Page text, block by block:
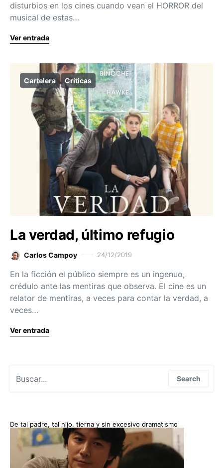
disturbios en los cines cuando vean el HORROR del
musical de estas…
Ver entrada
Cartelera Críticas
La verdad, último refugio
Carlos Campoy 24/12/2019
En la ficción el público siempre es un ingenuo,
crédulo ante las mentiras que observa. El cine es un
relator de mentiras, a veces para contar la verdad, a
veces…
Ver entrada
Search
De tal padre, tal hijo, tierna y sin excesivo dramatismo